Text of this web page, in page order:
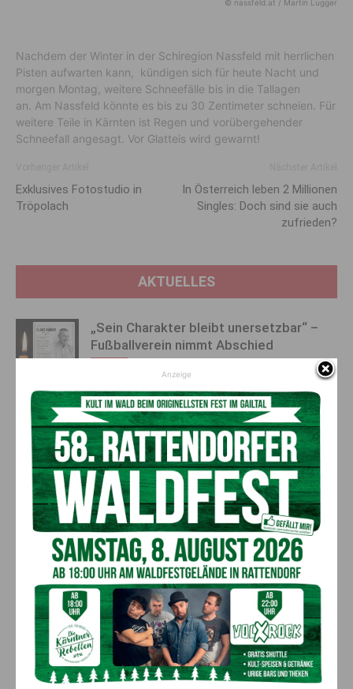
© nassfeld.at / Martin Lugger
Nachdem der Winter in der Schiregion Nassfeld mit herrlichen
Pisten aufwarten kann, kündigen sich für heute Nacht und
morgen Montag, weitere Schneefälle bis in die Tallagen
an. Am Nassfeld könnte es bis zu 30 Zentimeter schneien. Für
weitere Teile in Kärnten ist Regen und vorübergehender
Schneefall angesagt. Vor Glatteis wird gewarnt!
Exklusives Fotostudio in
Tröpolach
In Österreich leben 2 Millionen
Singles: Doch sind sie auch
zufrieden?
AKTUELLES
„Sein Charakter bleibt unersetzbar“ –
Fußballverein nimmt Abschied
Bargeld im Bankomaten vergessen –
Polizei bittet um Hinweise
Aktuell 7. August 2026
Lienz: Bub (4) nach Badeunfall
reanimiert – Polizei sucht Zeugen
Aktuell 7. August 2026
Anzeige
Anzeige